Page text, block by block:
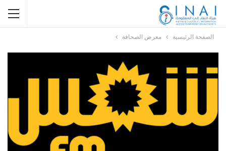
الصفحة الرئيسية معرض الصحافة